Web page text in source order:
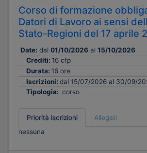
Corso di formazione
Datori di Lavoro ai sensi
Stato-Regioni del 17 aprile
Date: dal 01/10/2026 al 15/10/2026
Crediti: 16 cfp
Durata: 16 ore
Iscrizioni: dal 15/07/2026 al 30/09/
Tipologia: corso
Priorità iscrizioni
Allegati
nessuna